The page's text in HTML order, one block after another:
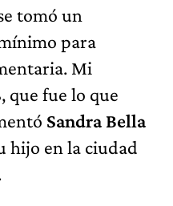
tomó un
para
Mi
que fue lo que
Sandra Bella
hijo en la ciudad